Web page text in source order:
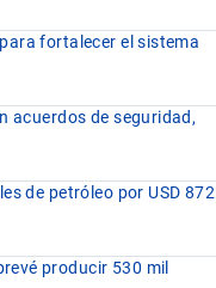
fortalecer el sistema
acuerdos de seguridad,
de petróleo por USD 872
producir 530 mil